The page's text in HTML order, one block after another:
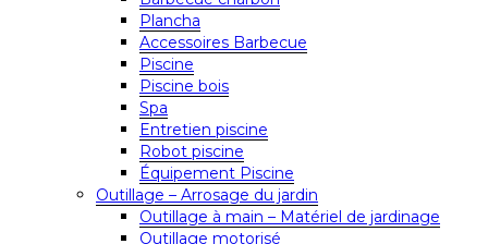
Plancha
Accessoires Barbecue
Piscine
Piscine bois
Spa
Entretien piscine
Robot piscine
Équipement Piscine
Outillage – Arrosage du jardin
Outillage à main – Matériel de jardinage
Outillage motorisé